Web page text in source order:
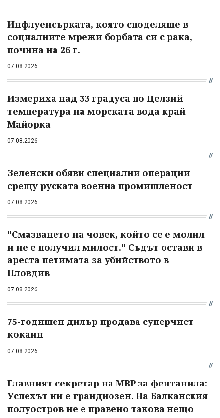
Инфлуенсърката, която споделяше в
социалните мрежи борбата си с рака,
почина на 26 г.
07.08.2026
Измериха над 33 градуса по Целзий
температура на морската вода край
Майорка
07.08.2026
Зеленски обяви специални операции
срещу руската военна промишленост
07.08.2026
"Смазването на човек, който се е молил
и не е получил милост." Съдът остави в
ареста петимата за убийството в
Пловдив
07.08.2026
75-годишен дилър продава суперчист
кокаин
07.08.2026
Главният секретар на МВР за фентанила:
Успехът ни е грандиозен. На Балканския
полуостров не е правено такова нещо